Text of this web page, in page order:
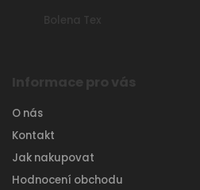
Bolena Tex
Informace pro vás
O nás
Kontakt
Jak nakupovat
Hodnocení obchodu